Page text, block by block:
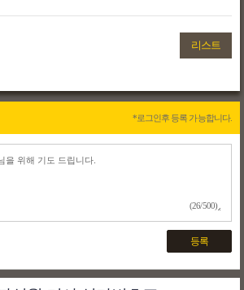
리스트
*로그인후 등록 가능합니다.
(26/500)
등록